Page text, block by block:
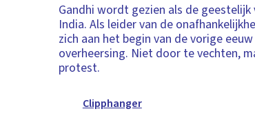
Gandhi wordt gezien als de
India. Als leider van de
zich aan het begin van de vorige
overheersing. Niet door te vechten,
protest.
Clipphanger